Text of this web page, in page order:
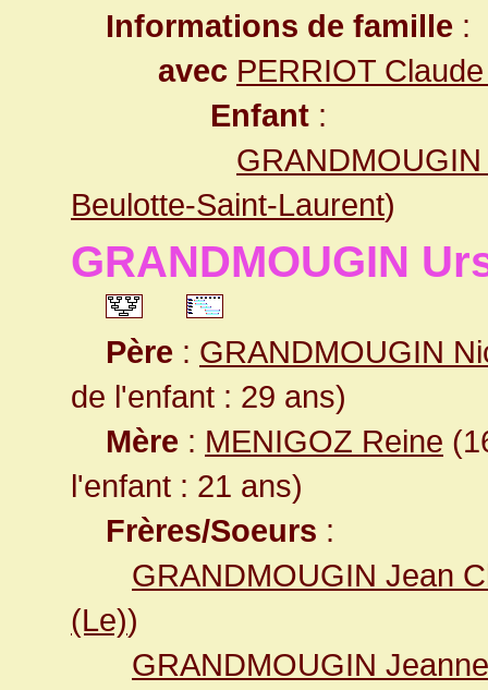
Informations de famille :
avec PERRIOT
Enfant :
Beulotte-Saint-Laurent)
GRANDMOUGIN
Père : GRANDMOUGIN
de l'enfant : 29 ans)
Mère : MENIGOZ Reine
l'enfant : 21 ans)
Frères/Soeurs :
GRANDMOUGIN Jean
(Le))
GRANDMOUGIN